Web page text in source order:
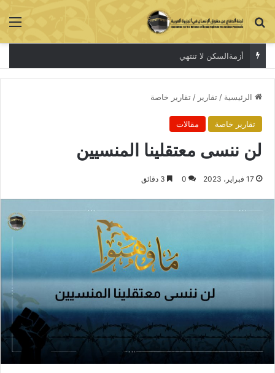
بحث عن
مهددين بالإعدام
الرئيسية / تقارير / تقارير خاصة
تقارير خاصة مقالات
لن ننسى معتقلينا المنسيين
17 فبراير، 2023 0